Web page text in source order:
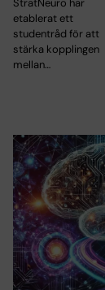
etablerat ett
studentråd för att
stärka kopplingen
mellan…